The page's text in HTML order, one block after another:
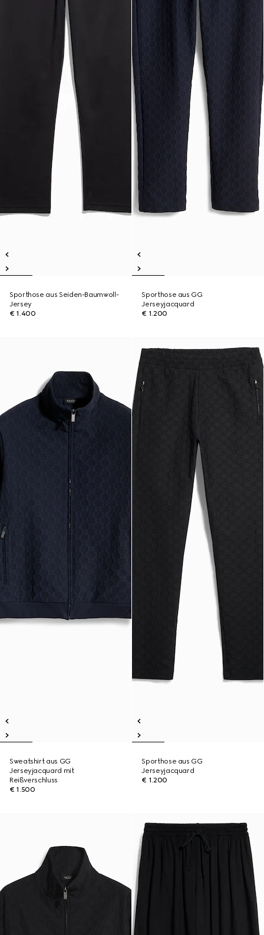
Sporthose aus Seiden-Baumwoll-
Jersey
€ 1.400
Sporthose aus GG
Jerseyjacquard
€ 1.200
Sweatshirt aus GG
Jerseyjacquard mit
Reißverschluss
€ 1.500
Sporthose aus GG
Jerseyjacquard
€ 1.200